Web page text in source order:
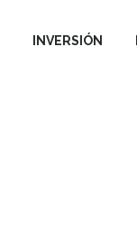
INVERSIÓN